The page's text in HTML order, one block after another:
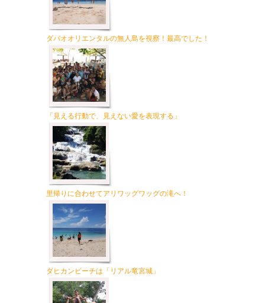
ダバオオリエンタルの無人島を視察！最高でした！
「見える行動で、見えない愛を表現する」
里帰りに合わせてアリワッグワッグの滝へ！
ダヒカンビーチは「リアル竜宮城」